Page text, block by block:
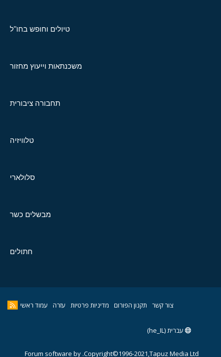
טיולים וחופש בחו"ל
משכנתאות וייעוץ מחזור
תחבורה ציבורית
טלוויזיה
סלולארי
מבשלים כשר
חתולים
צור קשר תקנון הפורום מדיניות פרטיות עזרה עמוד ראשי
עברית (he_IL)
Copyright©1996-2021,Tapuz Media Ltd.
Forum software by